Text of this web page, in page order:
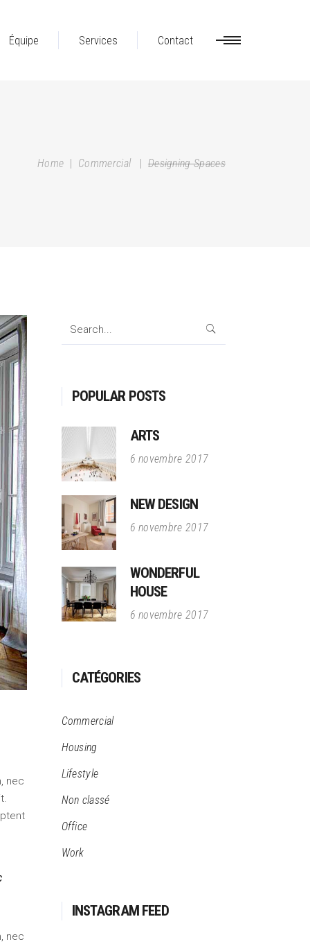
Équipe Services Contact
Home | Commercial | Designing Spaces
nec
nec
Search
POPULAR POSTS
ARTS
6 novembre 2017
NEW DESIGN
6 novembre 2017
WONDERFUL
HOUSE
6 novembre 2017
CATÉGORIES
Commercial
Housing
Lifestyle
Non classé
Office
Work
INSTAGRAM FEED